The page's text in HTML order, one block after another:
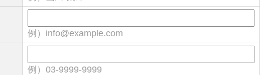
例）info@example.com
例）03-9999-9999